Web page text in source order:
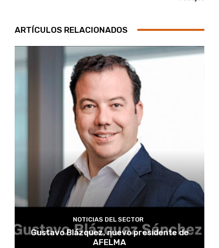
ARTÍCULOS RELACIONADOS
NOTICIAS DEL SECTOR
Gustavo Blázquez, nuevo presidente de
AFELMA